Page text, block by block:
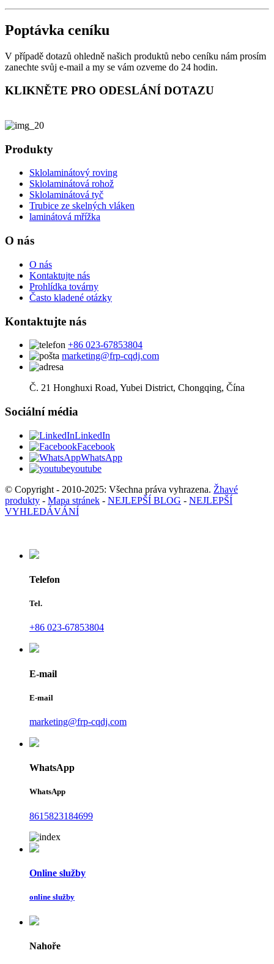
Poptávka ceníku
V případě dotazů ohledně našich produktů nebo ceníku nám prosím
zanechte svůj e-mail a my se vám ozveme do 24 hodin.
KLIKNĚTE PRO ODESLÁNÍ DOTAZU
Produkty
Sklolaminátový roving
Sklolaminátová rohož
Sklolaminátová tyč
Trubice ze skelných vláken
laminátová mřížka
O nás
O nás
Kontaktujte nás
Prohlídka továrny
Často kladené otázky
Kontaktujte nás
+86 023-67853804
marketing@frp-cqdj.com
Č. 21 Honghuxi Road, Yubei District, Chongqing, Čína
Sociální média
LinkedIn
Facebook
WhatsApp
youtube
© Copyright - 2010-2025: Všechna práva vyhrazena. Žhavé
produkty - Mapa stránek - NEJLEPŠÍ BLOG - NEJLEPŠÍ
VYHLEDÁVÁNÍ
Telefon
Tel.
+86 023-67853804
E-mail
E-mail
marketing@frp-cqdj.com
WhatsApp
WhatsApp
8615823184699
Online služby
online služby
Nahoře